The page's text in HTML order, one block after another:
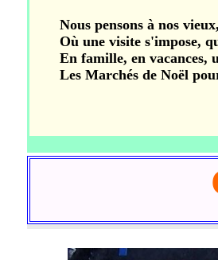
Nous pensons à nos
Où une visite s'impose,
En famille, en vacances,
Les Marchés de Noël